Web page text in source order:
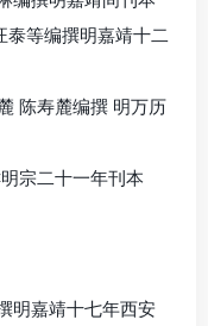
泰等编撰明嘉靖十二
陈寿麓编撰 明万历
宗二十一年刊本
明嘉靖十七年西安